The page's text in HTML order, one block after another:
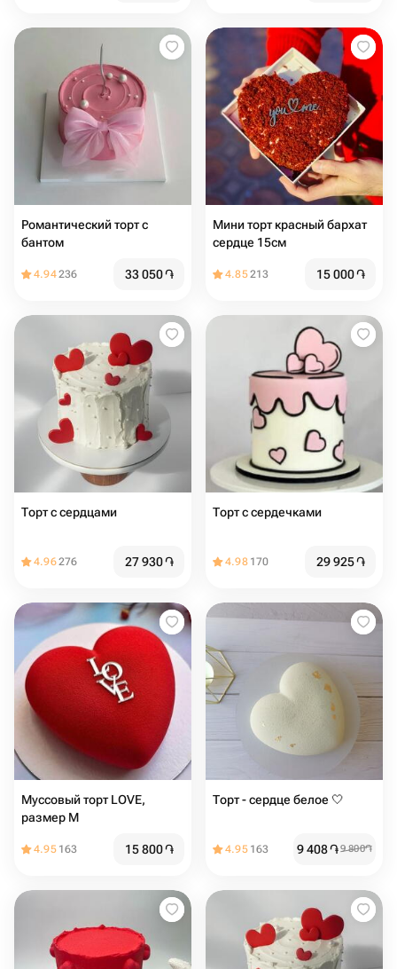
Романтический торт с
бантом
4.94236 33 050֏
Мини торт красный бархат
сердце 15см
4.85213 15 000֏
Торт с сердцами️
4.96276 27 930֏
Торт с сердечками
4.98 170 29 925֏
Муссовый торт LOVE,
размер М
4.95 163 15 800֏
Торт - сердце белое 🤍
4.95 163 9 408֏9 800֏